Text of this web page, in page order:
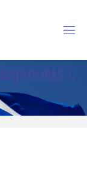
BAJADORES C